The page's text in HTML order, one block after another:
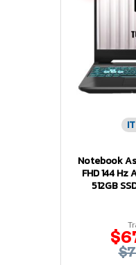
Notebook
FHD 144 Hz
512GB